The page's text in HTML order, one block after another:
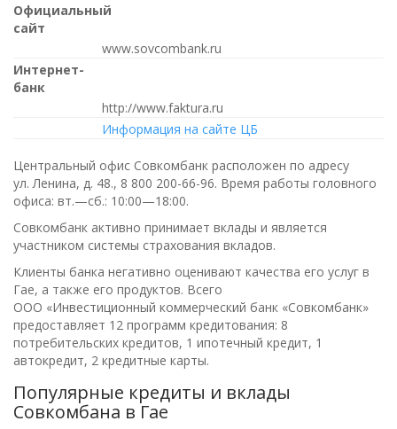
Официальный
сайт
www.sovcombank.ru
Интернет-
банк
http://www.faktura.ru
Информация на сайте ЦБ
Центральный офис Совкомбанк расположен по адресу
ул. Ленина, д. 48., 8 800 200-66-96. Время работы головного
офиса: вт.—сб.: 10:00—18:00.
Совкомбанк активно принимает вклады и является
участником системы страхования вкладов.
Клиенты банка негативно оценивают качества его услуг в
Гае, а также его продуктов. Всего
ООО «Инвестиционный коммерческий банк «Совкомбанк»
предоставляет 12 программ кредитования: 8
потребительских кредитов, 1 ипотечный кредит, 1
автокредит, 2 кредитные карты.
Популярные кредиты и вклады
Совкомбана в Гае